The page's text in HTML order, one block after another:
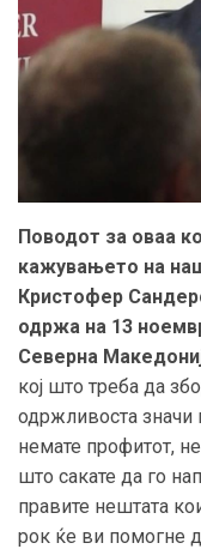
Поводот за оваа
кажувањето на
Кристофер
одржа на 13
Северна
кој што треба да
одржливоста значи
немате профитот,
што сакате да го
правите нештата
рок ќе ви помогне